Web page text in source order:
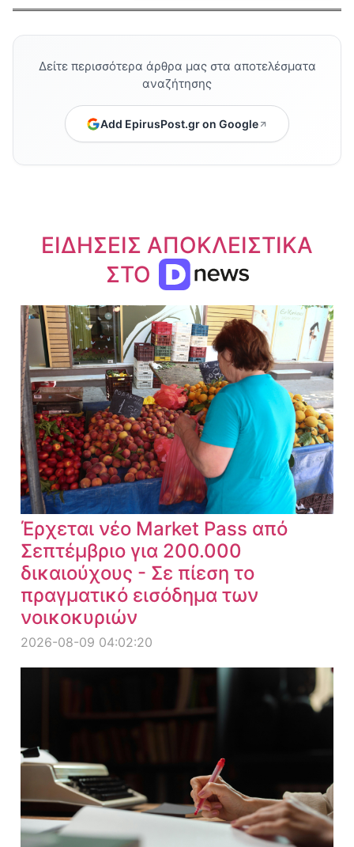
Δείτε περισσότερα άρθρα μας στα αποτελέσματα
αναζήτησης
Add EpirusPost.gr on Google
ΕΙΔΗΣΕΙΣ ΑΠΟΚΛΕΙΣΤΙΚΑ
ΣΤΟ
Έρχεται νέο Market Pass από
Σεπτέμβριο για 200.000
δικαιούχους - Σε πίεση το
πραγματικό εισόδημα των
νοικοκυριών
2026-08-09 04:02:20